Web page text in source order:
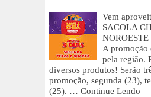
Vem
SACOLA
NOROESTE
A promoção
pela região.
diversos produtos! Serão
promoção, segunda (23),
(25). … Continue Lendo